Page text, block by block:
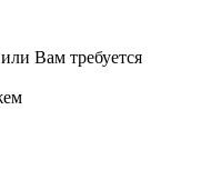
Вам требуется